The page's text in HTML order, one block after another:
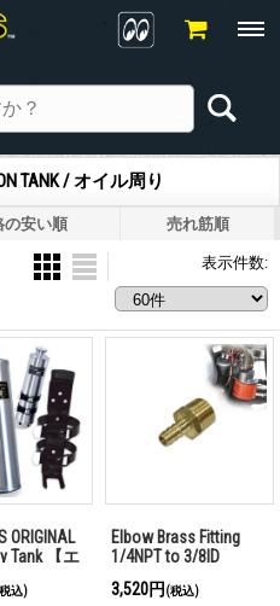
TANK / オイル周り
の安い順 売れ筋順
表示件数:
ORIGINAL
Tank 【エ
込)
Elbow Brass Fitting
1/4NPT to 3/8ID
3,520円 (税込)